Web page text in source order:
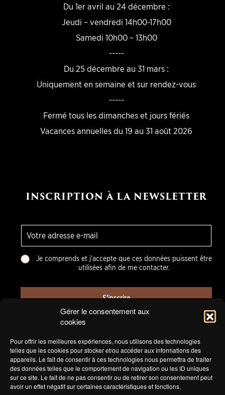
Gérer le consentement aux
cookies
Pour offrir les meilleures expériences, nous utilisons des technologies
telles que les cookies pour stocker et/ou accéder aux informations des
appareils. Le fait de consentir à ces technologies nous permettra de traiter
des données telles que le comportement de navigation ou les ID uniques
sur ce site. Le fait de ne pas consentir ou de retirer son consentement peut
avoir un effet négatif sur certaines caractéristiques et fonctions.
Du 1er avril au 24 décembre :
Jeudi – vendredi 14h00-17h00
Samedi 10h00 – 13h00
-----
Du 25 décembre au 31 mars :
Uniquement en semaine et sur rendez-vous
-----
Fermé tous les dimanches et jours fériés
Vacances annuelles du 19 au 31 août 2026
INSCRIPTION À LA NEWSLETTER
E
m
a
*
C
i
x
i
p
l
e
*
Je comprends et j'accepte que ces données puissent être
utilisées afin de me contacter.
S'inscrire